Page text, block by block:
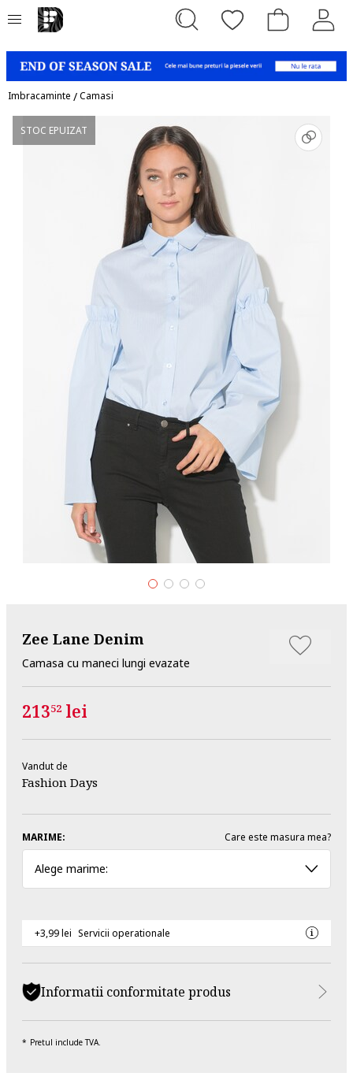
Imbracaminte /Camasi
STOC EPUIZAT
Zee Lane Denim
Camasa cu maneci lungi evazate
21352 lei
Vandut de
Fashion Days
MARIME: Care este masura mea?
Alege marime:
+3,99 lei Servicii operationale
Informatii conformitate produs
Pretul include TVA.